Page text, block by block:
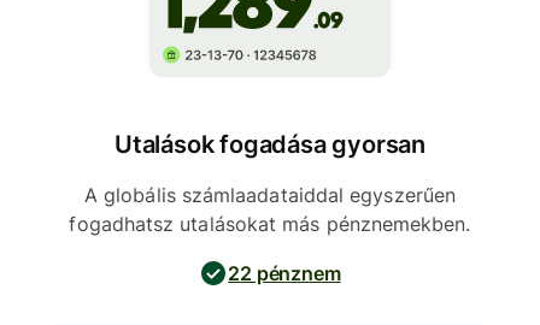
Utalások fogadása gyorsan
A globális számlaadataiddal egyszerűen
fogadhatsz utalásokat más pénznemekben.
22 pénznem